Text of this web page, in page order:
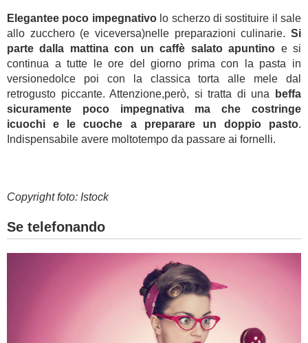
Elegantee poco impegnativolo scherzo di sostituire il sale
allo zucchero (e viceversa)nelle preparazioni culinarie. Si
parte dalla mattina con un caffè salato apuntino e si
continua a tutte le ore del giorno prima con la pasta in
versionedolce poi con la classica torta alle mele dal
retrogusto piccante. Attenzione,però, si tratta di una
beffa
sicuramente poco impegnativa ma che costringe
icuochi e le cuoche a preparare un doppio pasto.
Indispensabile avere moltotempo da passare ai fornelli.
Copyright foto: Istock
Se telefonando